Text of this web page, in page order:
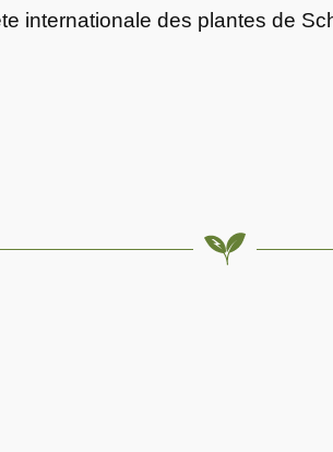
internationale des plantes de